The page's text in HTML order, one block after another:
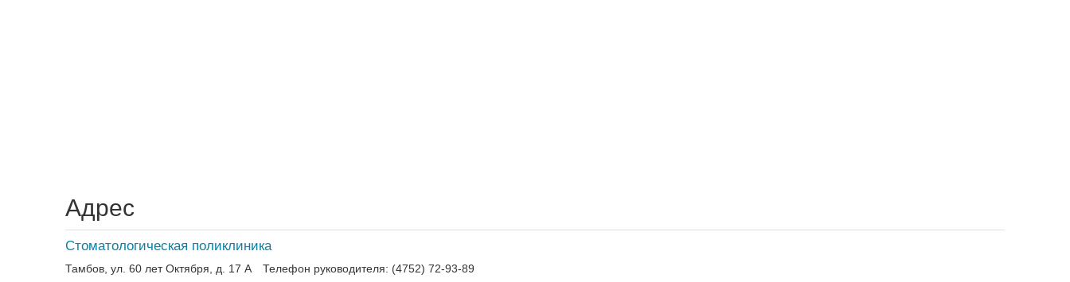
Адрес
Стоматологическая поликлиника
Тамбов, ул. 60 лет Октября, д. 17 А
Телефон руководителя: (4752) 72-93-89